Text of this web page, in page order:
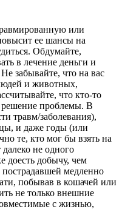
или
ее шансы на
Обдумайте,
в лечение деньги и
забывайте, что на вас
и животных,
что кто-то
решение проблемы. В
травм/заболевания),
и даже годы (или
те, кто мог бы взять на
не одного
доесть добычу, чем
пострадавшей медленно
побывав в кошачей или
не только внешние
с жизнью,